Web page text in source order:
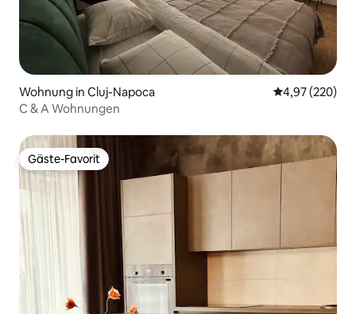
Wohnung in Cluj-Napoca
4,97 (220)
C & A Wohnungen
Gäste-Favorit
Gäste-Favorit